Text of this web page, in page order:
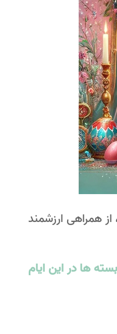
از همراهی ارزشمند
ها در این ایام